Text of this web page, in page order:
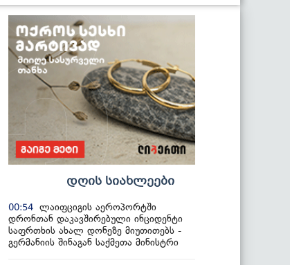
დღის სიახლეები
00:54 ლაიფციგის აეროპორტში
დრონთან დაკავშირებული ინციდენტი
საფრთხის ახალ დონეზე მიუთითებს -
გერმანიის შინაგან საქმეთა მინისტრი